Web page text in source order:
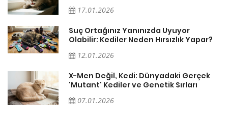
17.01.2026
Suç Ortağınız Yanınızda Uyuyor
Olabilir: Kediler Neden Hırsızlık Yapar?
12.01.2026
X-Men Değil, Kedi: Dünyadaki Gerçek
'Mutant' Kediler ve Genetik Sırları
07.01.2026